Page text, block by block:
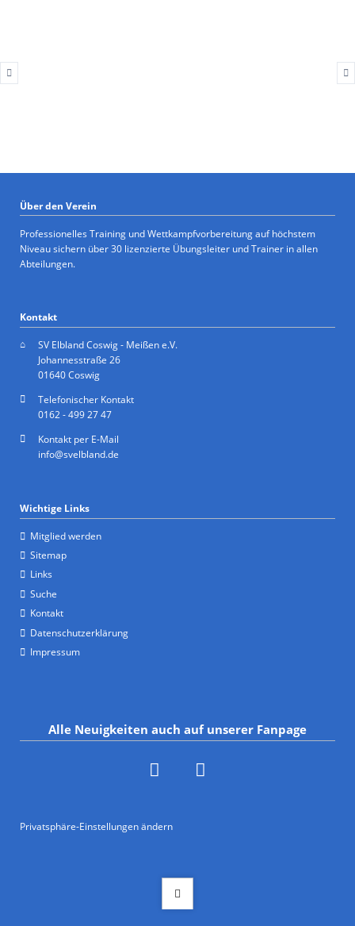
Über den Verein
Professionelles Training und Wettkampfvorbereitung auf höchstem
Niveau sichern über 30 lizenzierte Übungsleiter und Trainer in allen
Abteilungen.
Kontakt
SV Elbland Coswig - Meißen e.V.
Johannesstraße 26
01640 Coswig
Telefonischer Kontakt
0162 - 499 27 47
Kontakt per E-Mail
info@svelbland.de
Wichtige Links
Mitglied werden
Sitemap
Links
Suche
Kontakt
Datenschutzerklärung
Impressum
Alle Neuigkeiten auch auf unserer Fanpage
Privatsphäre-Einstellungen ändern